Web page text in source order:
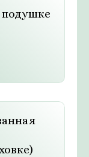
подушке